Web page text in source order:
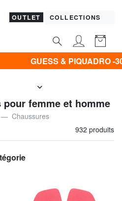
OUTLET COLLECTIONS
PIQUADRO -30% | -40% | -50%
femme et homme
Chaussures
932 produits